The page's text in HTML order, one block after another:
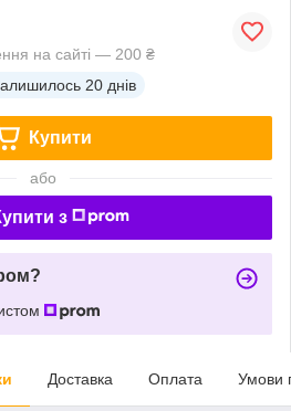
на сайті — 200 ₴
20 днів
Купити
або
з
Доставка Оплата Умови